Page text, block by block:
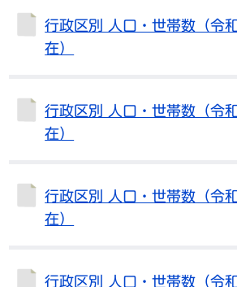
行政区別 人口・世帯数（令
在）
行政区別 人口・世帯数（令
在）
行政区別 人口・世帯数（令
在）
行政区別 人口・世帯数（令